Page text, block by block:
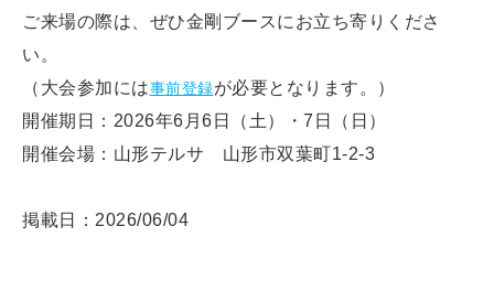
ご来場の際は、ぜひ金剛ブースにお立ち寄りくださ
い。
（大会参加には事前登録が必要となります。）
開催期日：2026年6月6日（土）・7日（日）
開催会場：山形テルサ 山形市双葉町1-2-3
掲載日：2026/06/04